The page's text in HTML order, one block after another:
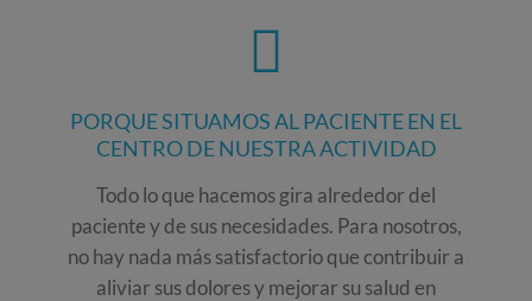
PORQUE SITUAMOS AL PACIENTE EN EL
CENTRO DE NUESTRA ACTIVIDAD
Todo lo que hacemos gira alrededor del
paciente y de sus necesidades. Para nosotros,
no hay nada más satisfactorio que contribuir a
aliviar sus dolores y mejorar su salud en